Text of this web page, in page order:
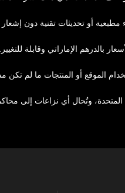
أو تحديثات تقنية دون
بالدرهم الإماراتي وقابلة
الموقع أو المنتجات ما لم
وتُحال أي نزاعات إلى